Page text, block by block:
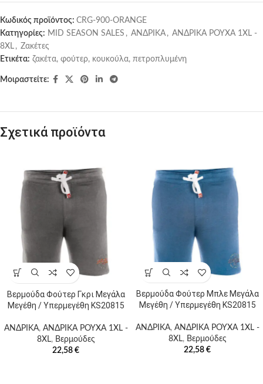
Κωδικός προϊόντος: CRG-900-ORANGE
Κατηγορίες: MID SEASON SALES , ΑΝΔΡΙΚΑ , ΑΝΔΡΙΚΑ ΡΟΥΧΑ 1XL -
8XL , Ζακέτες
Ετικέτα: ζακέτα, φούτερ, κουκούλα, πετροπλυμένη
Μοιραστείτε:
Σχετικά προϊόντα
Βερμούδα Φούτερ Γκρι Μεγάλα
Μεγέθη / Υπερμεγέθη KS20815
ΑΝΔΡΙΚΑ, ΑΝΔΡΙΚΑ ΡΟΥΧΑ 1XL -
8XL, Βερμούδες
22,58 €
Βερμούδα Φούτερ Μπλε Μεγάλα
Μεγέθη / Υπερμεγέθη KS20815
ΑΝΔΡΙΚΑ, ΑΝΔΡΙΚΑ ΡΟΥΧΑ 1XL -
8XL, Βερμούδες
22,58 €